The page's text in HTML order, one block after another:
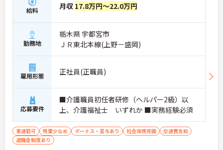
給料 月収 17.8万円～22.0万円
勤務地
栃木県 宇都宮市
ＪＲ東北本線(上野－盛岡)
雇用形態 正社員(正職員)
応募要件
■介護職員初任者研修（ヘルパー2級）以
上、介護福祉士 いずれか ■実務経験必須
車通勤可 残業少なめ ボーナス・賞与あり 社会保険完備
交通費支給
退職金制度あり